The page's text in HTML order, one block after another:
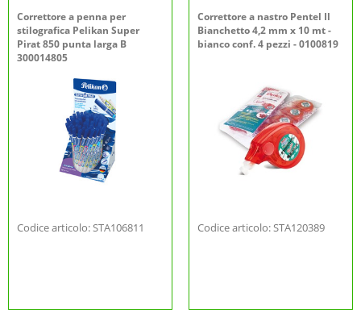
Correttore a penna per
stilografica Pelikan Super
Pirat 850 punta larga B
300014805
Codice articolo: STA106811
Correttore a nastro Pentel Il
Bianchetto 4,2 mm x 10 mt -
bianco conf. 4 pezzi - 0100819
Codice articolo: STA120389